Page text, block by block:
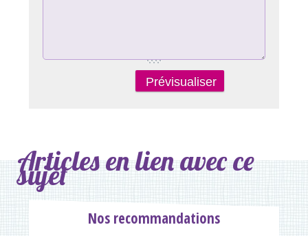
Articles en lien avec ce
sujet
Nos recommandations